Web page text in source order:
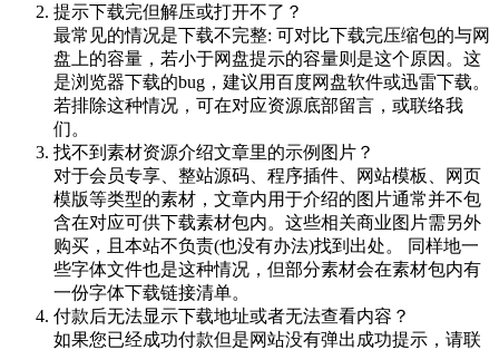
提示下载完但解压或打开不了？
最常见的情况是下载不完整: 可对比下载完压缩包的与网
盘上的容量，若小于网盘提示的容量则是这个原因。这
是浏览器下载的bug，建议用百度网盘软件或迅雷下载。
若排除这种情况，可在对应资源底部留言，或联络我
们。
找不到素材资源介绍文章里的示例图片？
对于会员专享、整站源码、程序插件、网站模板、网页
模版等类型的素材，文章内用于介绍的图片通常并不包
含在对应可供下载素材包内。这些相关商业图片需另外
购买，且本站不负责(也没有办法)找到出处。 同样地一
些字体文件也是这种情况，但部分素材会在素材包内有
一份字体下载链接清单。
付款后无法显示下载地址或者无法查看内容？
如果您已经成功付款但是网站没有弹出成功提示，请联